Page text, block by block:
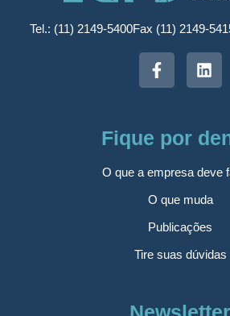
Tel.: (11) 2149-5400Fax (11) 2149-
Fique por
O que a empresa deve
O que muda
Publicações
Tire suas dúvidas